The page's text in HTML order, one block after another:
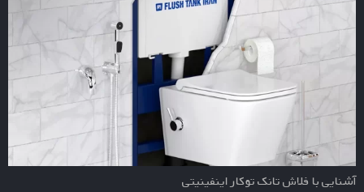
آشنایی با فلاش تانک توکار اینفینیتی